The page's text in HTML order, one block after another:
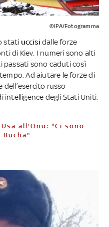
©IPA/Fotogramma
stati uccisidalle forze
di Kiev. I numeri sono alti
passati sono caduti così
Ad aiutare le forze di
dell’esercito russo
intelligence degli Stati Uniti.